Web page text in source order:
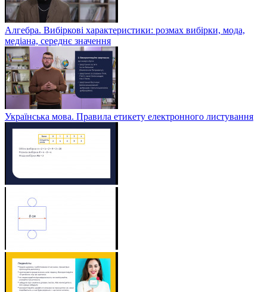
Алгебра. Вибіркові характеристики: розмах вибірки, мода,
медіана, середнє значення
Українська мова. Правила етикету електронного листування